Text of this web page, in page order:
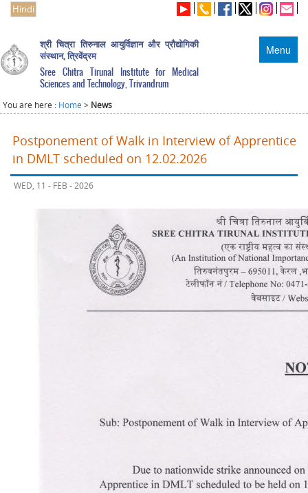
Hindi
Menu
श्री चित्रा तिरुनाल आयुर्विज्ञान और प्रौद्योगिकी
संस्थान, त्रिवेंद्रम
Sree Chitra Tirunal Institute for Medical
Sciences and Technology, Trivandrum
You are here : Home > News
Postponement of Walk in Interview of Apprentice
in DMLT scheduled on 12.02.2026
WED, 11 - FEB - 2026